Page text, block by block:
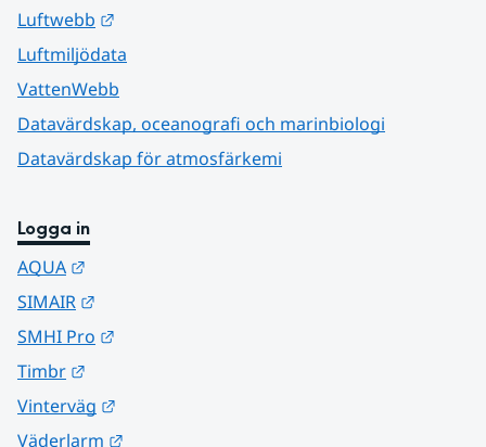
Luftwebb
Luftmiljödata
VattenWebb
Datavärdskap, oceanografi och marinbiologi
Datavärdskap för atmosfärkemi
Logga in
AQUA
SIMAIR
SMHI Pro
Timbr
Vinterväg
Väderlarm